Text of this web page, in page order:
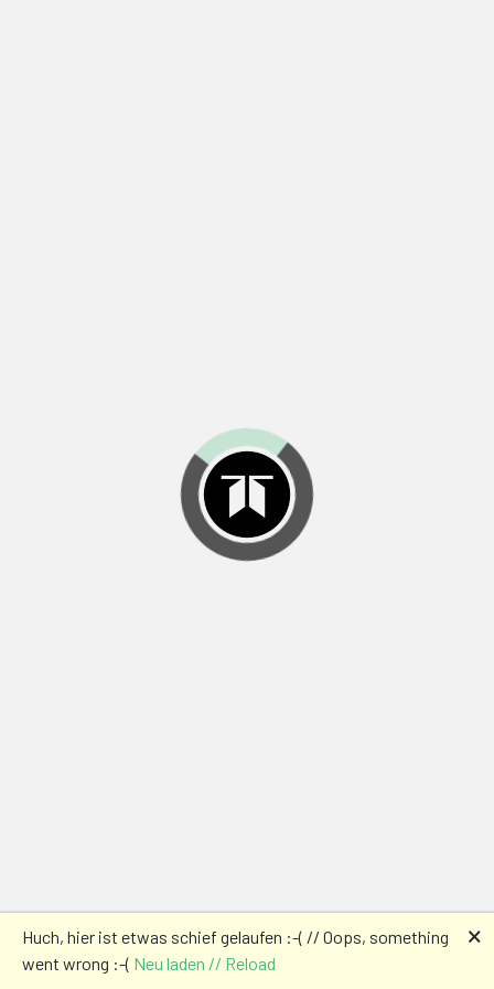
Huch, hier ist etwas schief gelaufen :-( // Oops, something
went wrong :-( Neu laden // Reload
🗙